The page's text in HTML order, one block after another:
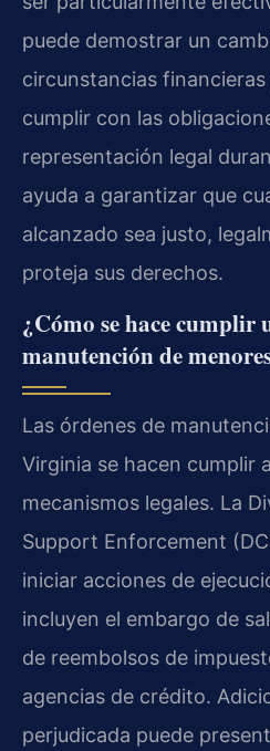
puede demostrar un
circunstancias
cumplir con las
representación legal
ayuda a garantizar que
alcanzado sea justo,
proteja sus derechos.
¿Cómo se hace cumplir
manutención de
Las órdenes de
Virginia se hacen cumplir
mecanismos legales. La
Support Enforcement
iniciar acciones de
incluyen el embargo de
de reembolsos de
agencias de crédito.
perjudicada puede